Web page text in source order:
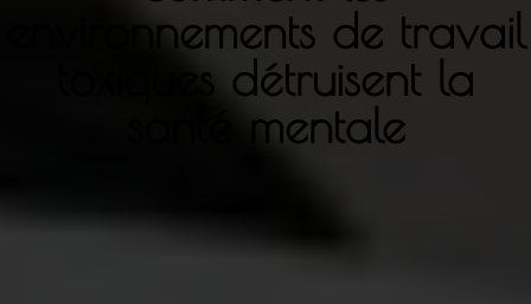
environnements de travail
toxiques détruisent la
santé mentale